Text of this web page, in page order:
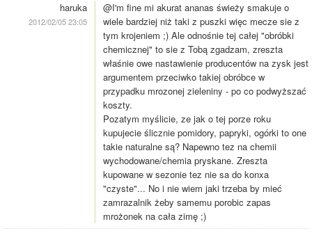
haruka
2012/02/05 23:05
@I'm fine mi akurat ananas świeży smakuje o
wiele bardziej niż taki z puszki więc mecze sie z
tym krojeniem ;) Ale odnośnie tej całej "obróbki
chemicznej" to sie z Tobą zgadzam, zreszta
właśnie owe nastawienie producentów na zysk jest
argumentem przeciwko takiej obróbce w
przypadku mrozonej zieleniny - po co podwyższać
koszty.
Pozatym myślicie, ze jak o tej porze roku
kupujecie ślicznie pomidory, papryki, ogórki to one
takie naturalne są? Napewno tez na chemii
wychodowane/chemia pryskane. Zreszta
kupowane w sezonie tez nie sa do konxa
"czyste"... No i nie wiem jaki trzeba by mieć
zamrazalnik żeby samemu porobic zapas
mrożonek na cała zimę ;)